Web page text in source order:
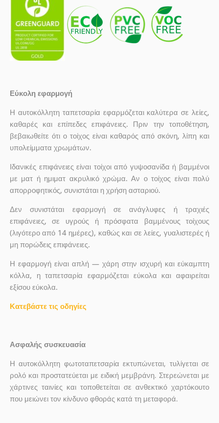
Εύκολη εφαρμογή
Η αυτοκόλλητη ταπετσαρία εφαρμόζεται καλύτερα σε λείες,
καθαρές και επίπεδες επιφάνειες. Πριν την τοποθέτηση,
βεβαιωθείτε ότι ο τοίχος είναι καθαρός από σκόνη, λίπη και
υπολείμματα χρωμάτων.
Ιδανικές επιφάνειες είναι τοίχοι από γυψοσανίδα ή βαμμένοι
με ματ ή ημιματ ακρυλικό χρώμα. Αν ο τοίχος είναι πολύ
απορροφητικός, συνιστάται η χρήση ασταριού.
Δεν συνιστάται εφαρμογή σε ανάγλυφες ή τραχιές
επιφάνειες, σε υγρούς ή πρόσφατα βαμμένους τοίχους
(λιγότερο από 14 ημέρες), καθώς και σε λείες, γυαλιστερές ή
μη πορώδεις επιφάνειες.
Η εφαρμογή είναι απλή — χάρη στην ισχυρή και εύκαμπτη
κόλλα, η ταπετσαρία εφαρμόζεται εύκολα και αφαιρείται
εξίσου εύκολα.
Κατεβάστε τις οδηγίες
Ασφαλής συσκευασία
Η αυτοκόλλητη φωτοταπετσαρία εκτυπώνεται, τυλίγεται σε
ρολό και προστατεύεται με ειδική μεμβράνη. Στερεώνεται με
χάρτινες ταινίες και τοποθετείται σε ανθεκτικό χαρτόκουτο
που μειώνει τον κίνδυνο φθοράς κατά τη μεταφορά.